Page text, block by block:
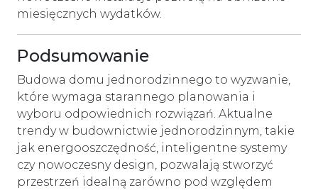
miesięcznych wydatków.
Podsumowanie
Budowa domu jednorodzinnego to wyzwanie,
które wymaga starannego planowania i
wyboru odpowiednich rozwiązań. Aktualne
trendy w budownictwie jednorodzinnym, takie
jak energooszczędność, inteligentne systemy
czy nowoczesny design, pozwalają stworzyć
przestrzeń idealną zarówno pod względem